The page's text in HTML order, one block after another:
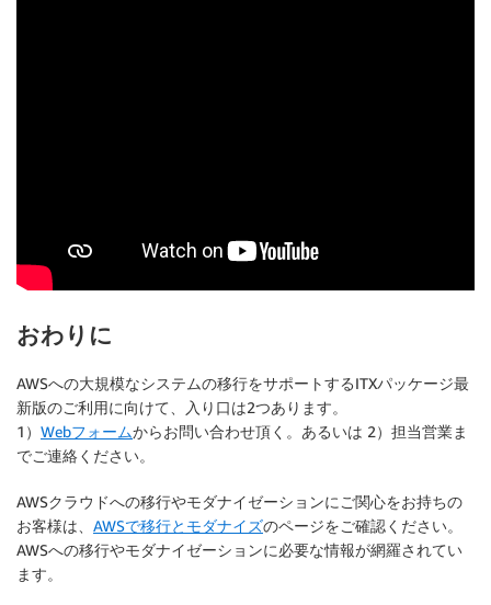
おわりに
AWSへの大規模なシステムの移行をサポートするITXパッケージ最
新版のご利用に向けて、入り口は2つあります。
1） Webフォームからお問い合わせ頂く。あるいは 2）担当営業ま
でご連絡ください。
AWSクラウドへの移行やモダナイゼーションにご関心をお持ちの
お客様は、 AWSで移行とモダナイズのページをご確認ください。
AWSへの移行やモダナイゼーションに必要な情報が網羅されてい
ます。